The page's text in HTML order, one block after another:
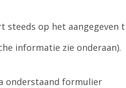
steeds op het
informatie zie onderaan).
onderstaand formulier